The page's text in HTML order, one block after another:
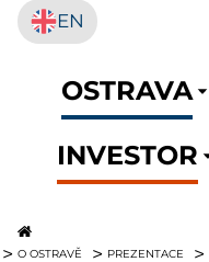
EN
OSTRAVA
INVESTOR
O OSTRAVĚ PREZENTACE